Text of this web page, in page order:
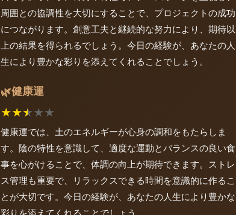
周囲との協調性を大切にすることで、プロジェクトの成功
につながります。創意工夫と継続的な努力により、期待以
上の結果を得られるでしょう。今日の経験が、あなたの人
生により豊かな彩りを添えてくれることでしょう。
🌿健康運
★★★★★
健康運では、土のエネルギーが心身の調和をもたらしま
す。陰の特性を意識して、適度な運動とバランスの良い食
事を心がけることで、体調の向上が期待できます。ストレ
ス管理も重要で、リラックスできる時間を意識的に作るこ
とが大切です。今日の経験が、あなたの人生により豊かな